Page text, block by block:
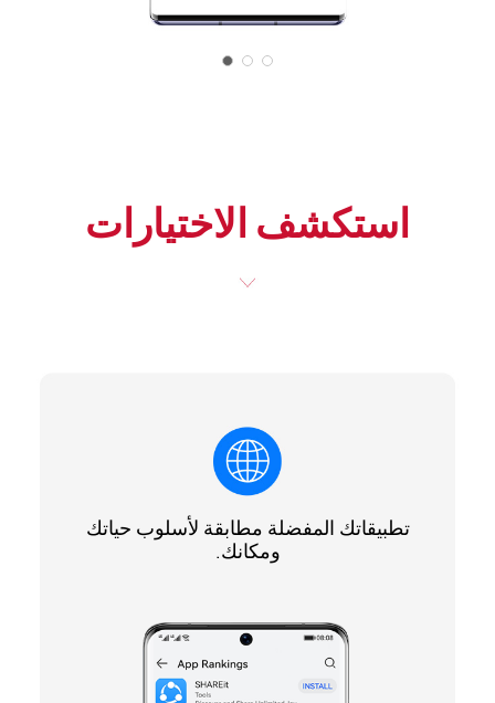
استكشف الاختيارات
تطبيقاتك المفضلة مطابقة لأسلوب حياتك
ومكانك.